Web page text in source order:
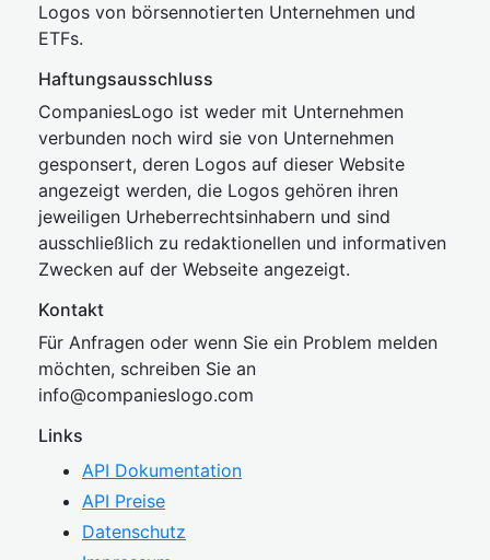
Logos von börsennotierten Unternehmen und
ETFs.
Haftungsausschluss
CompaniesLogo ist weder mit Unternehmen
verbunden noch wird sie von Unternehmen
gesponsert, deren Logos auf dieser Website
angezeigt werden, die Logos gehören ihren
jeweiligen Urheberrechtsinhabern und sind
ausschließlich zu redaktionellen und informativen
Zwecken auf der Webseite angezeigt.
Kontakt
Für Anfragen oder wenn Sie ein Problem melden
möchten, schreiben Sie an
info@companieslogo.com
Links
API Dokumentation
API Preise
Datenschutz